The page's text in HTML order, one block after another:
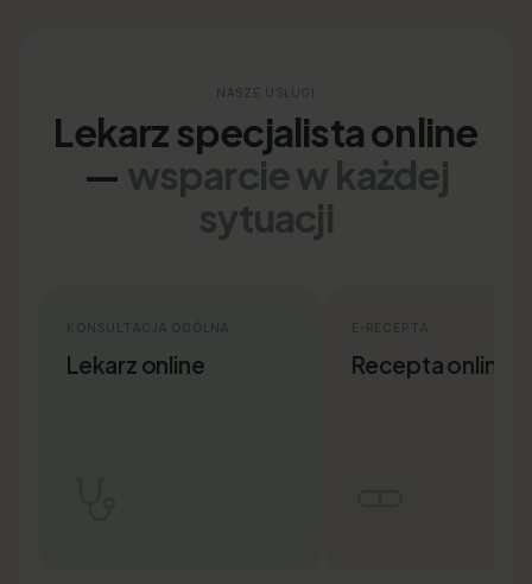
NASZE USŁUGI
Lekarz specjalista online
— wsparcie w każdej
sytuacji
Lekarz online
E-RECEPTA
Recepta online